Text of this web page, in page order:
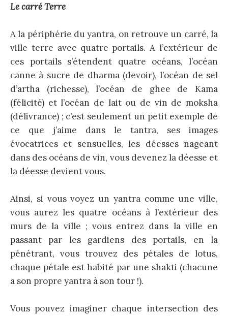
Le carré Terre
A la périphérie du yantra, on retrouve un carré, la
ville terre avec quatre portails. A l’extérieur de
ces portails s’étendent quatre océans, l’océan
canne à sucre de dharma (devoir), l’océan de sel
d’artha (richesse), l’océan de ghee de Kama
(félicité) et l’océan de lait ou de vin de moksha
(délivrance) ; c’est seulement un petit exemple de
ce que j’aime dans le tantra, ses images
évocatrices et sensuelles, les déesses nageant
dans des océans de vin, vous devenez la déesse et
la déesse devient vous.
Ainsi, si vous voyez un yantra comme une ville,
vous aurez les quatre océans à l’extérieur des
murs de la ville ; vous entrez dans la ville en
passant par les gardiens des portails, en la
pénétrant, vous trouvez des pétales de lotus,
chaque pétale est habité par une shakti (chacune
a son propre yantra à son tour !).
Vous pouvez imaginer chaque intersection des